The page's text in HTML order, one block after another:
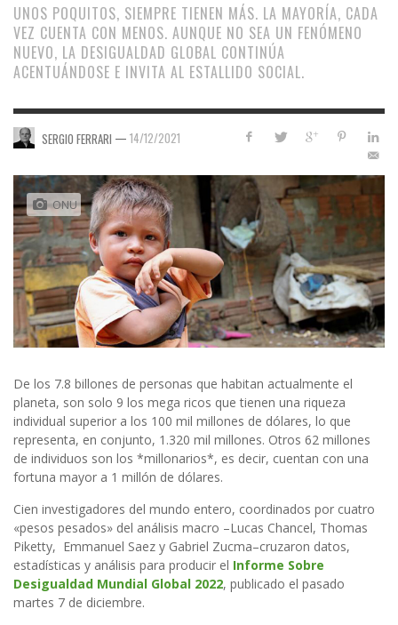
UNOS POQUITOS, SIEMPRE TIENEN MÁS. LA MAYORÍA, CADA
VEZ CUENTA CON MENOS. AUNQUE NO SEA UN FENÓMENO
NUEVO, LA DESIGUALDAD GLOBAL CONTINÚA
ACENTUÁNDOSE E INVITA AL ESTALLIDO SOCIAL.
SERGIO FERRARI — 14/12/2021
ONU
De los 7.8 billones de personas que habitan actualmente el
planeta, son solo 9 los mega ricos que tienen una riqueza
individual superior a los 100 mil millones de dólares, lo que
representa, en conjunto, 1.320 mil millones. Otros 62 millones
de individuos son los *millonarios*, es decir, cuentan con una
fortuna mayor a 1 millón de dólares.
Cien investigadores del mundo entero, coordinados por cuatro
«pesos pesados» del análisis macro –Lucas Chancel, Thomas
Piketty, Emmanuel Saez y Gabriel Zucma–cruzaron datos,
estadísticas y análisis para producir el Informe Sobre
Desigualdad Mundial Global 2022, publicado el pasado
martes 7 de diciembre.